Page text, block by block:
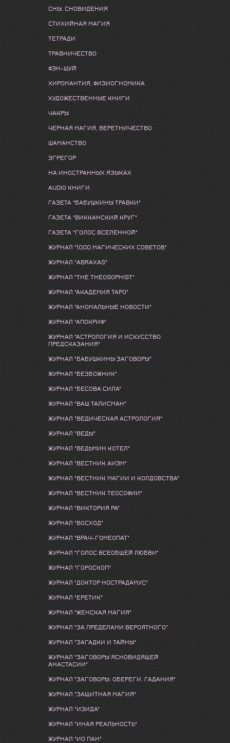
СНЫ, СНОВИДЕНИЯ
СТИХИЙНАЯ МАГИЯ
ТЕТРАДИ
ТРАВНИЧЕСТВО
ФЭН-ШУЙ
ХИРОМАНТИЯ, ФИЗИОГНОМИКА
ХУДОЖЕСТВЕННЫЕ КНИГИ
ЧАКРЫ
ЧЕРНАЯ МАГИЯ, ВЕРЕТНИЧЕСТВО
ШАМАНСТВО
ЭГРЕГОР
НА ИНОСТРАННЫХ ЯЗЫКАХ
AUDIO КНИГИ
ГАЗЕТА "БАБУШКИНЫ ТРАВКИ"
ГАЗЕТА "ВИККАНСКИЙ КРУГ"
ГАЗЕТА "ГОЛОС ВСЕЛЕННОЙ"
ЖУРНАЛ "1000 МАГИЧЕСКИХ СОВЕТОВ"
ЖУРНАЛ "ABRAXAS"
ЖУРНАЛ "THE THEOSOPHIST"
ЖУРНАЛ "АКАДЕМИЯ ТАРО"
ЖУРНАЛ "АНОМАЛЬНЫЕ НОВОСТИ"
ЖУРНАЛ "АПОКРИФ"
ЖУРНАЛ "АСТРОЛОГИЯ И ИСКУССТВО
ПРЕДСКАЗАНИЯ"
ЖУРНАЛ "БАБУШКИНЫ ЗАГОВОРЫ"
ЖУРНАЛ "БЕЗБОЖНИК"
ЖУРНАЛ "БЕСОВА СИЛА"
ЖУРНАЛ "ВАШ ТАЛИСМАН"
ЖУРНАЛ "ВЕДИЧЕСКАЯ АСТРОЛОГИЯ"
ЖУРНАЛ "ВЕДЫ"
ЖУРНАЛ "ВЕДЬМИН КОТЕЛ"
ЖУРНАЛ "ВЕСТНИК АИЭМ"
ЖУРНАЛ "ВЕСТНИК МАГИИ И КОЛДОВСТВА"
ЖУРНАЛ "ВЕСТНИК ТЕОСОФИИ"
ЖУРНАЛ "ВИКТОРИЯ РА"
ЖУРНАЛ "ВОСХОД"
ЖУРНАЛ "ВРАЧ-ГОМЕОПАТ"
ЖУРНАЛ "ГОЛОС ВСЕОБЩЕЙ ЛЮБВИ"
ЖУРНАЛ "ГОРОСКОП"
ЖУРНАЛ "ДОКТОР НОСТРАДАМУС"
ЖУРНАЛ "ЕРЕТИК"
ЖУРНАЛ "ЖЕНСКАЯ МАГИЯ"
ЖУРНАЛ "ЗА ПРЕДЕЛАМИ ВЕРОЯТНОГО"
ЖУРНАЛ "ЗАГАДКИ И ТАЙНЫ"
ЖУРНАЛ "ЗАГОВОРЫ ЯСНОВИДЯЩЕЙ
АНАСТАСИИ"
ЖУРНАЛ "ЗАГОВОРЫ. ОБЕРЕГИ. ГАДАНИЯ"
ЖУРНАЛ "ЗАЩИТНАЯ МАГИЯ"
ЖУРНАЛ "ИЗИДА"
ЖУРНАЛ "ИНАЯ РЕАЛЬНОСТЬ"
ЖУРНАЛ "ИО ПАН"